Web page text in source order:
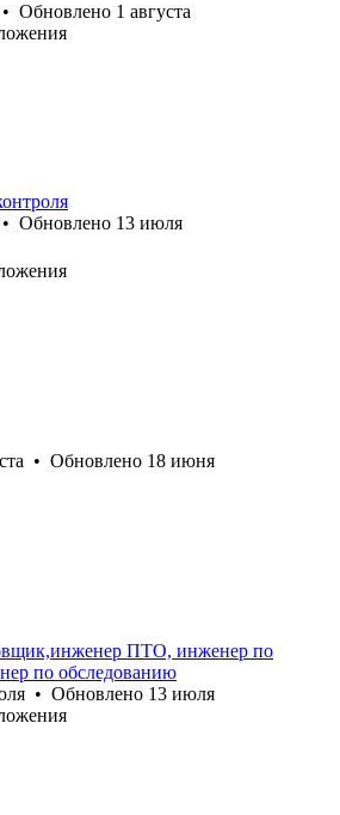
• Обновлено 1 августа
• Обновлено 13 июля
• Обновлено 18 июня
ПТО, инженер по
по обследованию
• Обновлено 13 июля